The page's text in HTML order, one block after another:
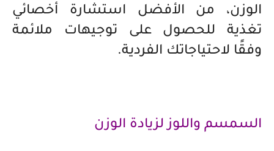
الوزن، من الأفضل استشارة أخصائي
تغذية للحصول على توجيهات ملائمة
وفقًا لاحتياجاتك الفردية.
السمسم واللوز لزيادة الوزن